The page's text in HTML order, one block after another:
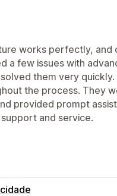
works perfectly, and
a few issues with
them very
the process. They
provided prompt
and service.